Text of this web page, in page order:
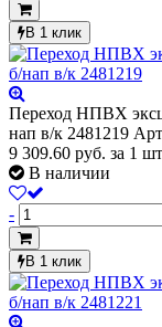
В 1 клик
Переход НПВХ
нап в/к 2481219
9 309.60 руб. за 1 шт
В наличии
-
В 1 клик